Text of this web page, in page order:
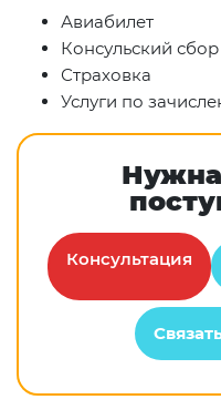
Авиабилет
Консульский сбор
Страховка
Услуги по
Консультация